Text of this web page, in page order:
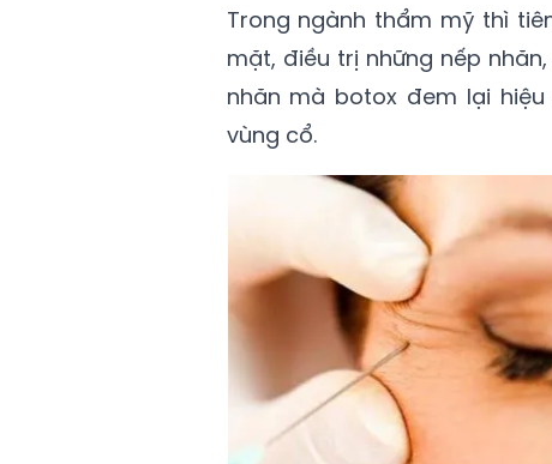
Trong ngành thẩm mỹ thì
mặt, điều trị những nếp
nhăn mà botox đem lại
vùng cổ.